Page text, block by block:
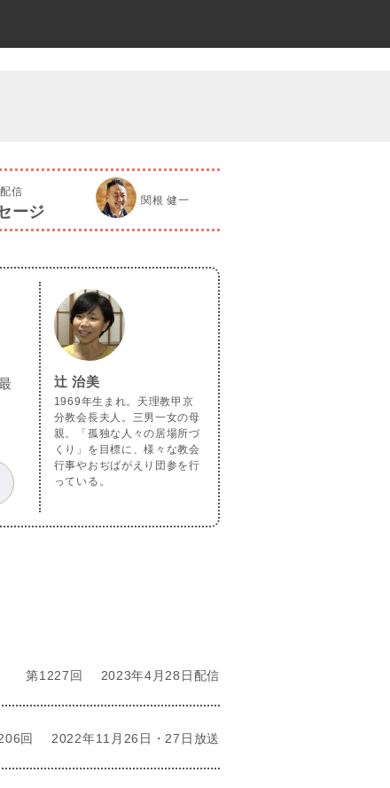
信
ージ
関根 健一
辻 治美
1969年生まれ。天理教甲京
分教会長夫人。三男一女の母
親。「孤独な人々の居場所づ
くり」を目標に、様々な教会
行事やおぢばがえり団参を行
っている。
第1227回 2023年4月28日配信
回 2022年11月26日・27日放送